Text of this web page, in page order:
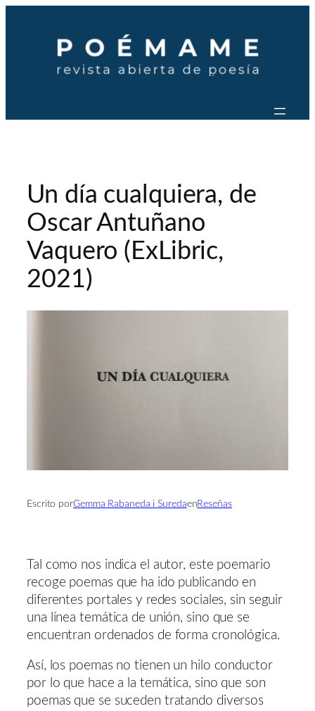
contenido
Un día cualquiera, de
Oscar Antuñano
Vaquero (ExLibric,
2021)
Escrito porGemma Rabaneda i SuredaenReseñas
Tal como nos indica el autor, este poemario
recoge poemas que ha ido publicando en
diferentes portales y redes sociales, sin seguir
una línea temática de unión, sino que se
encuentran ordenados de forma cronológica.
Así, los poemas no tienen un hilo conductor
por lo que hace a la temática, sino que son
poemas que se suceden tratando diversos